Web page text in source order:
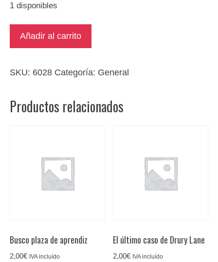
1 disponibles
cantidad
Añadir al carrito
SKU: 6028 Categoría: General
Productos relacionados
Busco plaza de aprendiz
2,00€ IVA incluído
El último caso de Drury Lane
2,00€ IVA incluído